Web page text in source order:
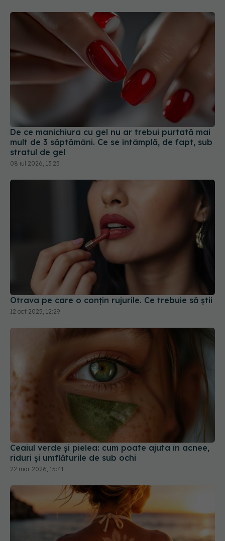
De ce manichiura cu gel nu ar trebui purtată mai
mult de 3 săptămâni. Ce se întâmplă, de fapt, sub
stratul de gel
08 iul 2026, 13:25
Otrava pe care o conțin rujurile. Ce trebuie să știi
12 oct 2025, 12:29
Ceaiul verde și pielea: cum poate ajuta în acnee,
riduri și umflăturile de sub ochi
22 mar 2026, 15:41